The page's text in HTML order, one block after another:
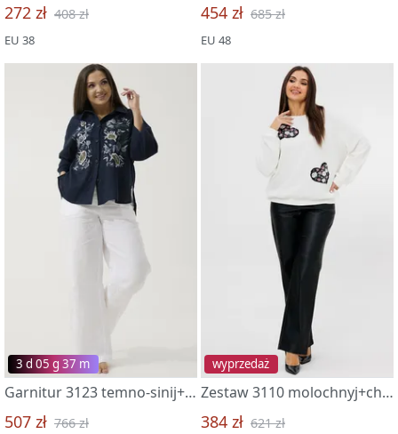
272 zł 408 zł
EU 38
454 zł 685 zł
EU 48
3 d 05 g 37 m
Garnitur 3123 temno-sinij+belyj
507 zł 766 zł
wyprzedaż
Zestaw 3110 molochnyj+chernyj
384 zł 621 zł